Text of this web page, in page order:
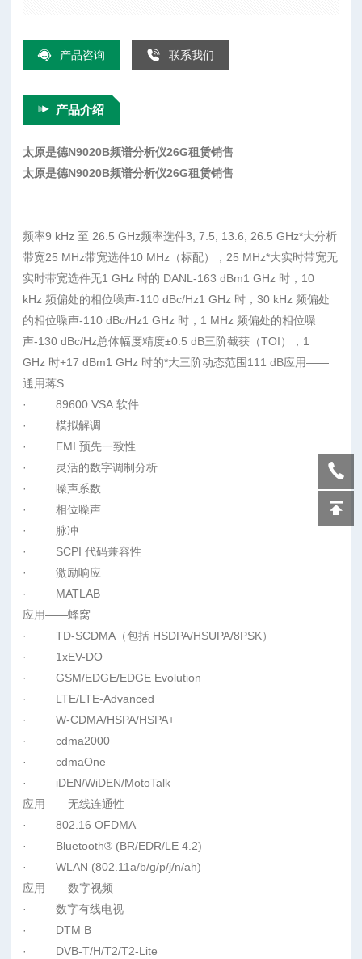
产品咨询 联系我们
产品介绍
太原是德N9020B频谱分析仪26G租赁销售
太原是德N9020B频谱分析仪26G租赁销售
频率9 kHz 至 26.5 GHz频率选件3, 7.5, 13.6, 26.5 GHz*大分析
带宽25 MHz带宽选件10 MHz（标配），25 MHz*大实时带宽无
实时带宽选件无1 GHz 时的 DANL-163 dBm1 GHz 时，10
kHz 频偏处的相位噪声-110 dBc/Hz1 GHz 时，30 kHz 频偏处
的相位噪声-110 dBc/Hz1 GHz 时，1 MHz 频偏处的相位噪
声-130 dBc/Hz总体幅度精度±0.5 dB三阶截获（TOI），1
GHz 时+17 dBm1 GHz 时的*大三阶动态范围111 dB应用——
通用蒋S
· 89600 VSA 软件
· 模拟解调
· EMI 预先一致性
· 灵活的数字调制分析
· 噪声系数
· 相位噪声
· 脉冲
· SCPI 代码兼容性
· 激励响应
· MATLAB
应用——蜂窝
· TD-SCDMA（包括 HSDPA/HSUPA/8PSK）
· 1xEV-DO
· GSM/EDGE/EDGE Evolution
· LTE/LTE-Advanced
· W-CDMA/HSPA/HSPA+
· cdma2000
· cdmaOne
· iDEN/WiDEN/MotoTalk
应用——无线连通性
· 802.16 OFDMA
· Bluetooth® (BR/EDR/LE 4.2)
· WLAN (802.11a/b/g/p/j/n/ah)
应用——数字视频
· 数字有线电视
· DTM B
· DVB-T/H/T2/T2-Lite